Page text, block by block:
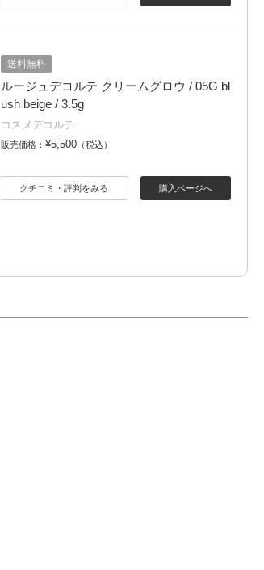
送料無料
ルージュデコルテ クリームグロウ / 05G bl
ush beige / 3.5g
コスメデコルテ
販売価格： ¥5,500 （税込）
購入ページへ
クチコミ・評判をみる